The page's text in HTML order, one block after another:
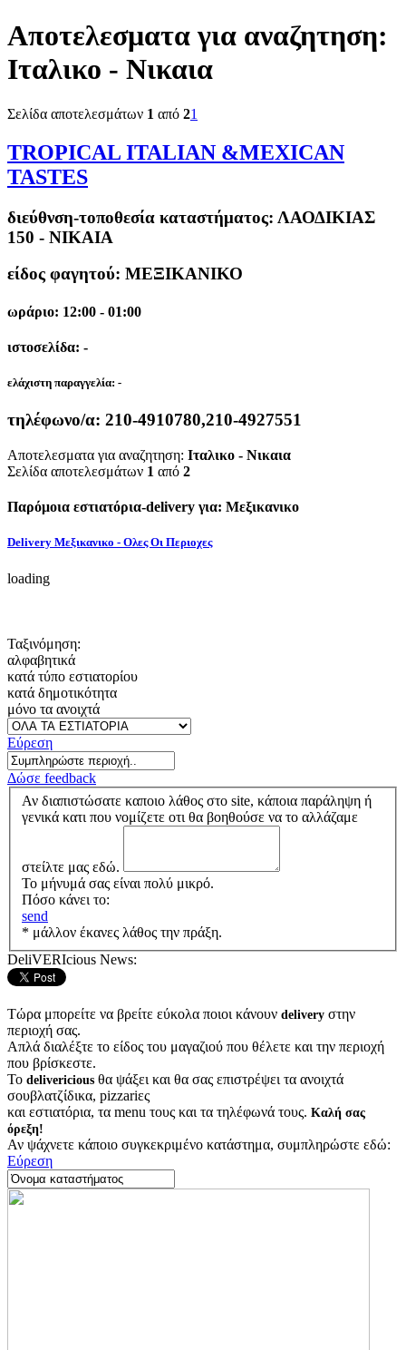
Αποτελεσματα για αναζητηση:
Ιταλικο - Νικαια
Σελίδα αποτελεσμάτων 1 από 21
TROPICAL ITALIAN &MEXICAN
TASTES
διεύθνση-τοποθεσία καταστήματος: ΛΑΟΔΙΚΙΑΣ
150 - ΝΙΚΑΙΑ
είδος φαγητού: ΜΕΞΙΚΑΝΙΚΟ
ωράριο: 12:00 - 01:00
ιστοσελίδα: -
ελάχιστη παραγγελία: -
τηλέφωνο/α: 210-4910780,210-4927551
Αποτελεσματα για αναζητηση: Ιταλικο - Νικαια
Σελίδα αποτελεσμάτων 1 από 2
Παρόμοια εστιατόρια-delivery για: Μεξικανικο
Delivery Μεξικανικο - Ολες Οι Περιοχες
loading
Ταξινόμηση:
αλφαβητικά
κατά τύπο εστιατορίου
κατά δημοτικότητα
μόνο τα ανοιχτά
Εύρεση
Δώσε feedback
Αν διαπιστώσατε καποιο λάθος στο site, κάποια παράληψη ή
γενικά κατι που νομίζετε οτι θα βοηθούσε να το αλλάζαμε
στείλτε μας εδώ.
Το μήνυμά σας είναι πολύ μικρό.
Πόσο κάνει το:
send
* μάλλον έκανες λάθος την πράξη.
DeliVERIcious News:
Τώρα μπορείτε να βρείτε εύκολα ποιοι κάνουν delivery στην
περιοχή σας.
Απλά διαλέξτε το είδος του μαγαζιού που θέλετε και την περιοχή
που βρίσκεστε.
Το delivericious θα ψάξει και θα σας επιστρέψει τα ανοιχτά
σουβλατζίδικα, pizzariες
και εστιατόρια, τα menu τους και τα τηλέφωνά τους. Καλή σας
όρεξη!
Αν ψάχνετε κάποιο συγκεκριμένο κατάστημα, συμπληρώστε εδώ:
Εύρεση